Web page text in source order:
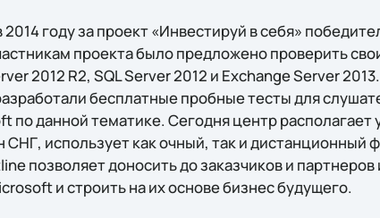
2014 году за проект «Инвестируй в себя»
проекта было предложено проверить
2012 R2, SQL Server 2012 и Exchange Server
бесплатные пробные тесты для
по данной тематике. Сегодня центр располагает
СНГ, использует как очный, так и дистанционный
позволяет доносить до заказчиков и
и строить на их основе бизнес будущего.